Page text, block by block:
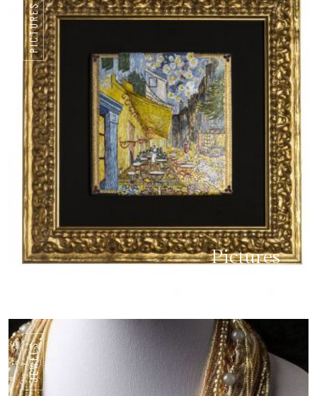
PICTURES
Pictures
JEWELS